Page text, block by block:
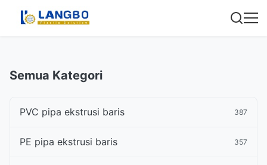
Semua Kategori
PVC pipa ekstrusi baris 387
PE pipa ekstrusi baris 357